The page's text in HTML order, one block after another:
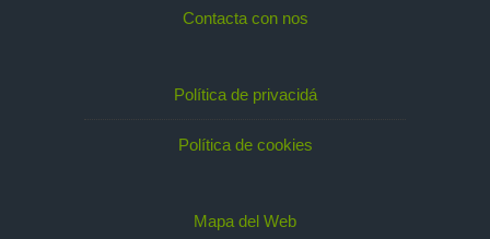
Contacta con nos
Política de privacidá
Política de cookies
Mapa del Web